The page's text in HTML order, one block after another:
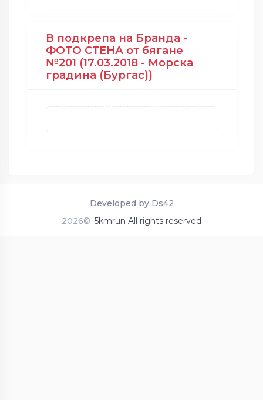
В подкрепа на Бранда -
ФОТО СТЕНА от бягане
№201 (17.03.2018 - Морска
градина (Бургас))
2026© 5kmrun All rights reserved
Developed by Ds42